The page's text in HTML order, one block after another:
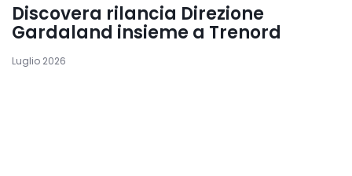
Discovera rilancia Direzione
Gardaland insieme a Trenord
Luglio 2026